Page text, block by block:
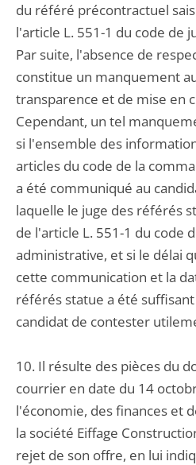
du référé précontractuel
l'article L. 551-1 du code de
Par suite, l'absence de
constitue un manquement
transparence et de mise en
Cependant, un tel
si l'ensemble des
articles du code de la
a été communiqué au
laquelle le juge des référés
de l'article L. 551-1 du code
administrative, et si le délai
cette communication et la
référés statue a été
candidat de contester
10. Il résulte des pièces du
courrier en date du 14
l'économie, des finances et
la société Eiffage
rejet de son offre, en lui